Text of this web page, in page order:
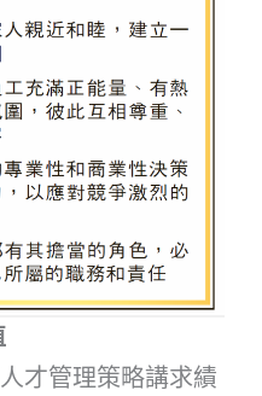
才管理策略講求績